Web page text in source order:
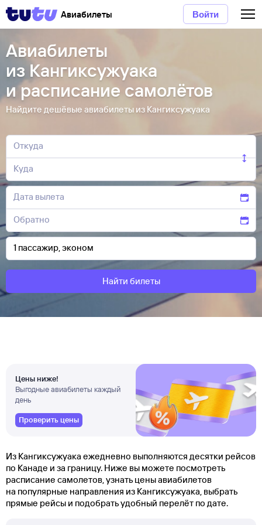
Авиабилеты Войти
Авиабилеты
из Кангиксужуака
и расписание самолётов
Найдите дешёвые авиабилеты из Кангиксужуака
Найти билеты
Цены ниже!
Выгодные авиабилеты каждый
день
Проверить цены
Из Кангиксужуака ежедневно выполняются десятки рейсов
по Канаде и за границу. Ниже вы можете посмотреть
расписание самолетов, узнать цены авиабилетов
на популярные направления из Кангиксужуака, выбрать
прямые рейсы и подобрать удобный перелёт по дате.